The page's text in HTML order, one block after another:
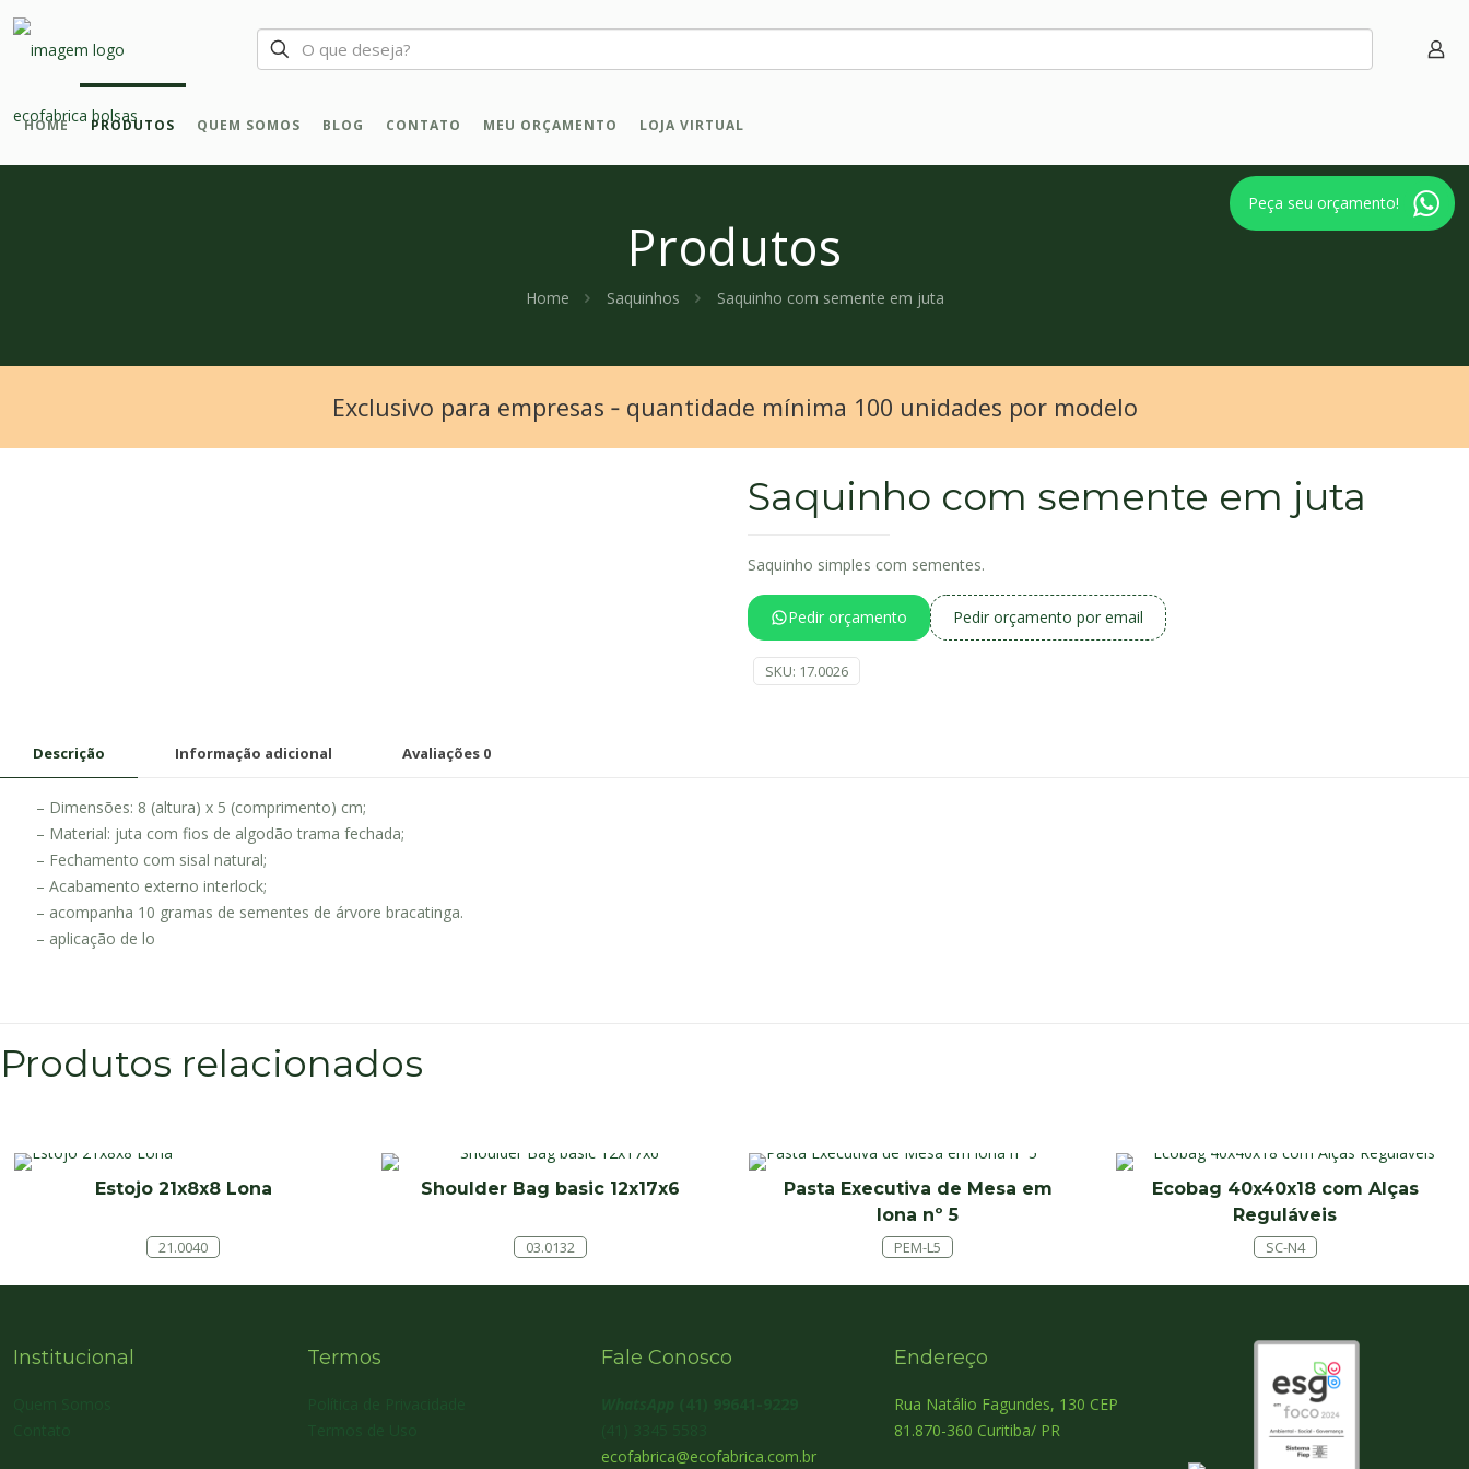
HOME PRODUTOS QUEM SOMOS BLOG CONTATO MEU ORÇAMENTO LOJA VIRTUAL
Produtos
Peça seu orçamento!
Home Saquinhos Saquinho com semente em juta
Exclusivo para empresas ‐ quantidade mínima 100 unidades por modelo
Saquinho com semente em juta
Saquinho simples com sementes.
Pedir orçamento Pedir orçamento por email
SKU: 17.0026
Descrição Informação adicional Avaliações 0
– Dimensões: 8 (altura) x 5 (comprimento) cm;
– Material: juta com fios de algodão trama fechada;
– Fechamento com sisal natural;
– Acabamento externo interlock;
– acompanha 10 gramas de sementes de árvore bracatinga.
– aplicação de lo
Produtos relacionados
Estojo 21x8x8 Lona
21.0040
Shoulder Bag basic 12x17x6
03.0132
Pasta Executiva de Mesa em
lona nº 5
PEM-L5
Ecobag 40x40x18 com Alças
Reguláveis
SC-N4
Institucional Termos Fale Conosco
ecofabrica@ecofabrica.com.br
Endereço
Rua Natálio Fagundes, 130 CEP
81.870-360 Curitiba/ PR